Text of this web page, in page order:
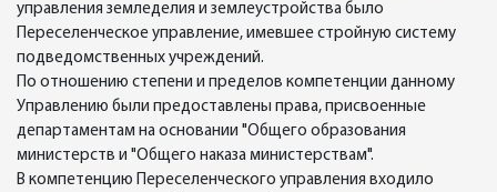
управления земледелия и землеустройства было
Переселенческое управление, имевшее стройную систему
подведомственных учреждений.
По отношению степени и пределов компетенции данному
Управлению были предоставлены права, присвоенные
департаментам на основании "Общего образования
министерств и "Общего наказа министерствам".
В компетенцию Переселенческого управления входило